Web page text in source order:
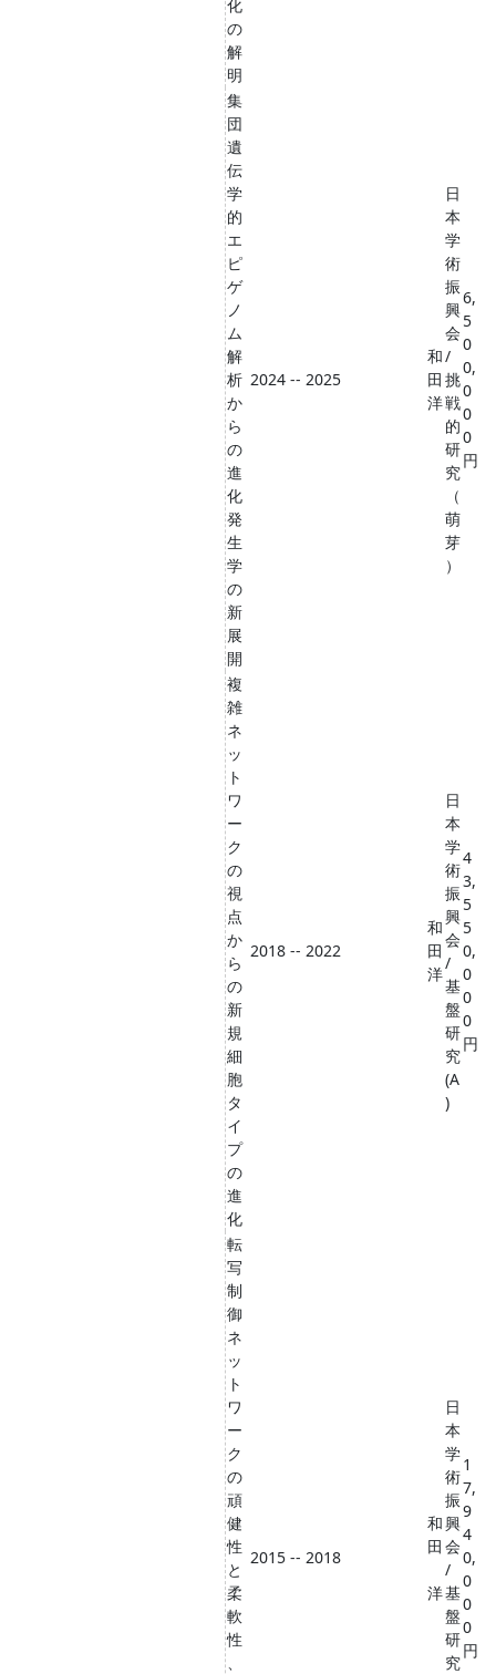
化
の
解
明
集
団
遺
伝
学
的
エ
ピ
ゲ
ノ
ム
解
析
か
ら
の
進
化
発
生
学
の
新
展
開
2024 -- 2025
和
田
洋
日
本
学
術
振
興
会
/
挑
戦
的
研
究
（
萌
芽
）
6,
5
0
0,
0
0
0
円
複
雑
ネ
ッ
ト
ワ
ー
ク
の
視
点
か
ら
の
新
規
細
胞
タ
イ
プ
の
進
化
2018 -- 2022
和
田
洋
日
本
学
術
振
興
会
/
基
盤
研
究
(A
)
4
3,
5
5
0,
0
0
0
円
転
写
制
御
ネ
ッ
ト
ワ
ー
ク
の
頑
健
性
と
柔
軟
性
、
2015 -- 2018
和
田
洋
日
本
学
術
振
興
会
/
基
盤
研
究
1
7,
9
4
0,
0
0
0
円